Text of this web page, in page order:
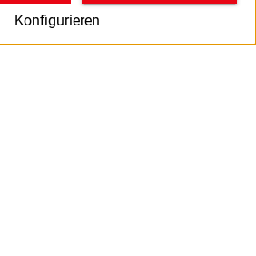
Konfigurieren
v
Produkte
B